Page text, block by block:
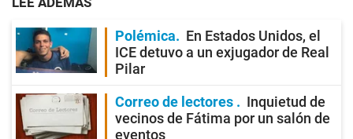
Polémica
En Estados Unidos, el
ICE detuvo a un exjugador de Real
Pilar
Correo de lectores
Inquietud de
vecinos de Fátima por un salón de
eventos